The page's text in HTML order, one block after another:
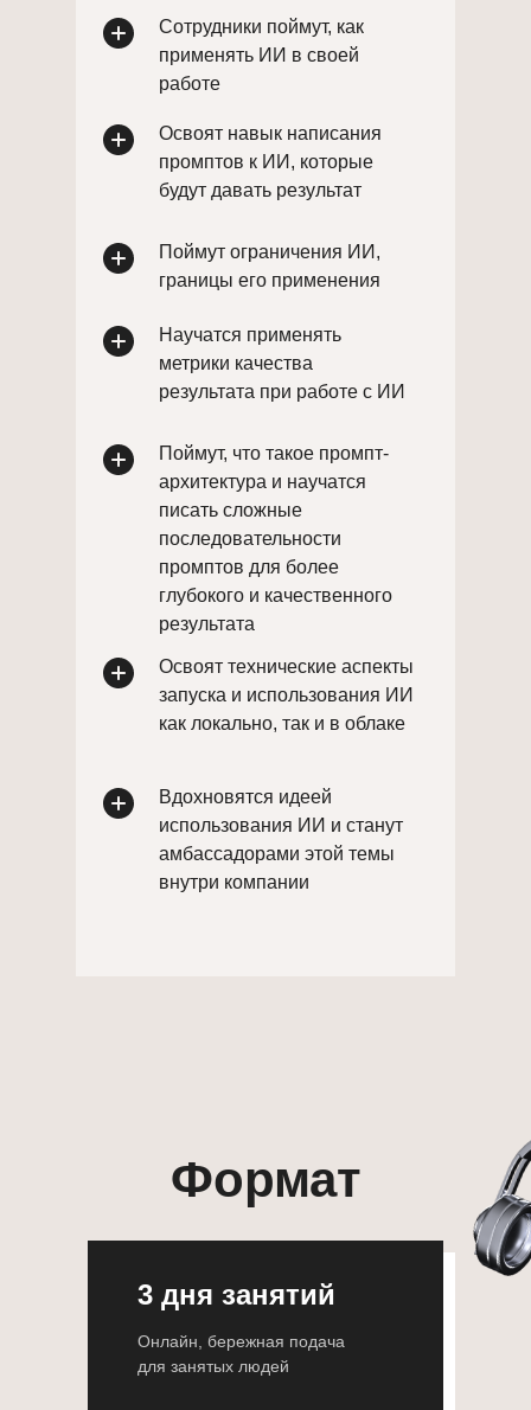
Сотрудники поймут, как
применять ИИ в своей
работе
Освоят навык написания
промптов к ИИ, которые
будут давать результат
Поймут ограничения ИИ,
границы его применения
Научатся применять
метрики качества
результата при работе с ИИ
Поймут, что такое промпт-
архитектура и научатся
писать сложные
последовательности
промптов для более
глубокого и качественного
результата
Освоят технические аспекты
запуска и использования ИИ
как локально, так и в облаке
Вдохновятся идеей
использования ИИ и станут
амбассадорами этой темы
внутри компании
Формат
тренинга
3 дня занятий
Онлайн, бережная подача
для занятых людей